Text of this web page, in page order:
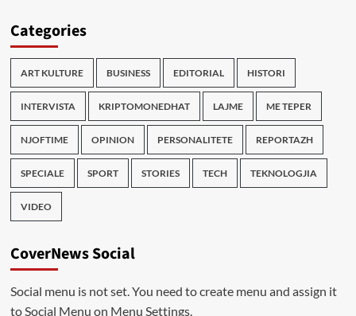
Categories
ART KULTURE BUSINESS EDITORIAL HISTORI
INTERVISTA KRIPTOMONEDHAT LAJME ME TEPER
NJOFTIME OPINION PERSONALITETE REPORTAZH
SPECIALE SPORT STORIES TECH TEKNOLOGJIA
VIDEO
CoverNews Social
Social menu is not set. You need to create menu and assign it
to Social Menu on Menu Settings.